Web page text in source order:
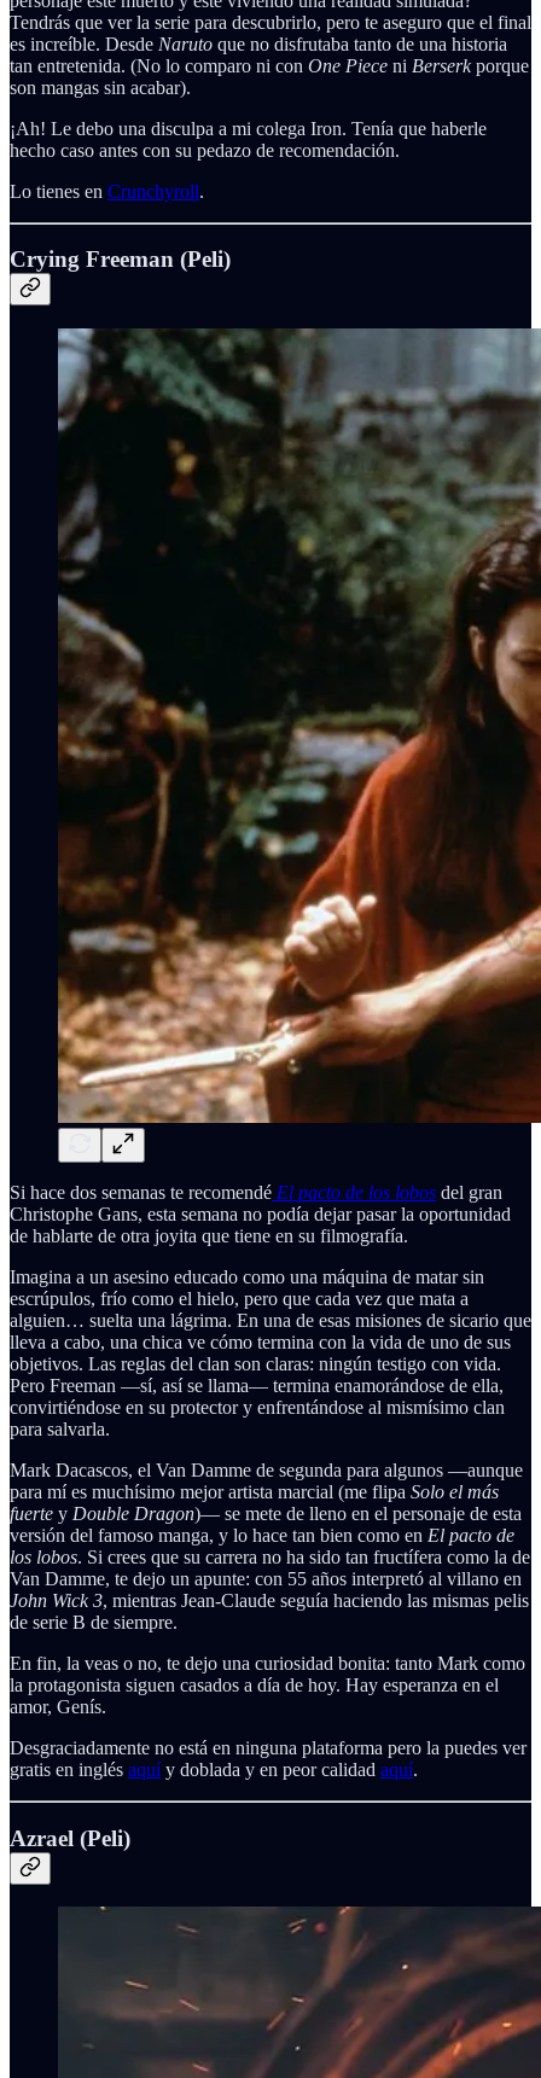
Tendrás que ver la serie para descubrirlo, pero te aseguro que el final
es increíble. Desde Naruto que no disfrutaba tanto de una historia
tan entretenida. (No lo comparo ni con One Piece ni Berserkporque
son mangas sin acabar).
¡Ah! Le debo una disculpa a mi colega Iron. Tenía que haberle
hecho caso antes con su pedazo de recomendación.
Lo tienes en Crunchyroll.
Crying Freeman (Peli)
Si hace dos semanas te recomendé El pacto de los lobos del gran
Christophe Gans, esta semana no podía dejar pasar la oportunidad
de hablarte de otra joyita que tiene en su filmografía.
Imagina a un asesino educado como una máquina de matar sin
escrúpulos, frío como el hielo, pero que cada vez que mata a
alguien… suelta una lágrima. En una de esas misiones de sicario que
lleva a cabo, una chica ve cómo termina con la vida de uno de sus
objetivos. Las reglas del clan son claras: ningún testigo con vida.
Pero Freeman —sí, así se llama— termina enamorándose de ella,
convirtiéndose en su protector y enfrentándose al mismísimo clan
para salvarla.
Mark Dacascos, el Van Damme de segunda para algunos —aunque
para mí es muchísimo mejor artista marcial (me flipa Solo el más
fuerte y Double Dragon)— se mete de lleno en el personaje de esta
versión del famoso manga, y lo hace tan bien como en El pacto de
los lobos. Si crees que su carrera no ha sido tan fructífera como la de
Van Damme, te dejo un apunte: con 55 años interpretó al villano en
John Wick 3, mientras Jean-Claude seguía haciendo las mismas pelis
de serie B de siempre.
En fin, la veas o no, te dejo una curiosidad bonita: tanto Mark como
la protagonista siguen casados a día de hoy. Hay esperanza en el
amor, Genís.
Desgraciadamente no está en ninguna plataforma pero la puedes ver
gratis en inglés aquíy doblada y en peor calidad aquí.
Azrael (Peli)